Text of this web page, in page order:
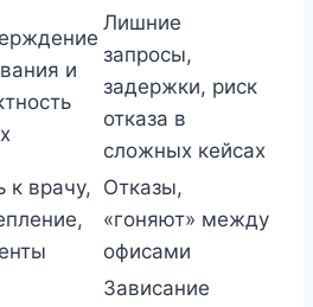
и
Лишние
запросы,
задержки, риск
отказа в
сложных кейсах
к врачу, Отказы,
«гоняют» между
офисами
Зависание